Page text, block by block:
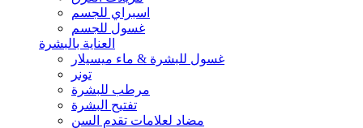
اسبراي للجسم
غسول للجسم
العناية بالبشرة
غسول للبشرة & ماء ميسيلار
تونر
مرطب للبشرة
تفتيح البشرة
مضاد لعلامات تقدم السن